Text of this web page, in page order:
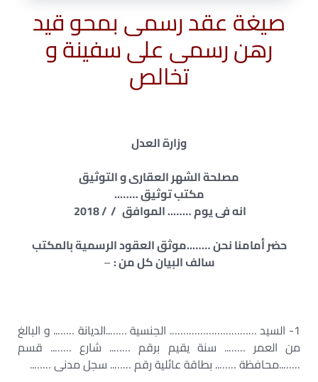
صيغة عقد رسمى بمحو قيد
رهن رسمى على سفينة و
تخالص
وزارة العدل
مصلحة الشهر العقارى و التوثيق
مكتب توثيق ……..
انه فى يوم …….. الموافق / / 2018
حضر أمامنا نحن ……..موثق العقود الرسمية بالمكتب
سالف البيان كل من :–
1- السيد …………………………. الجنسية ……..الديانة …….. و البالغ
من العمر …….. سنة يقيم برقم …….. شارع …….. قسم
……..محافظة …….. بطاقة عائلية رقم …….. سجل مدنى ……..